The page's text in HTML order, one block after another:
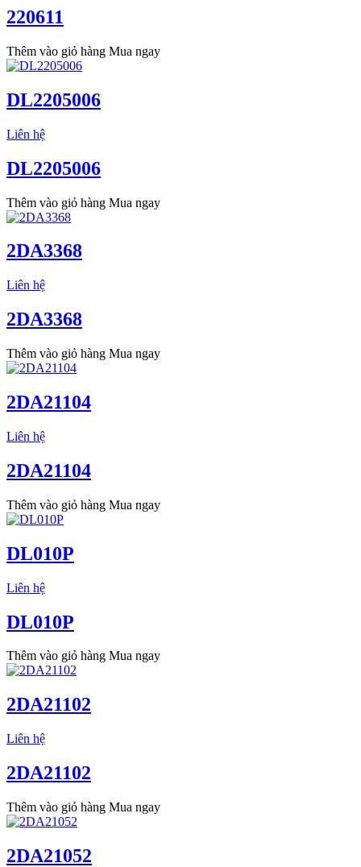
220611
Thêm vào giỏ hàng Mua ngay
DL2205006
Liên hệ
DL2205006
Thêm vào giỏ hàng Mua ngay
2DA3368
Liên hệ
2DA3368
Thêm vào giỏ hàng Mua ngay
2DA21104
Liên hệ
2DA21104
Thêm vào giỏ hàng Mua ngay
DL010P
Liên hệ
DL010P
Thêm vào giỏ hàng Mua ngay
2DA21102
Liên hệ
2DA21102
Thêm vào giỏ hàng Mua ngay
2DA21052